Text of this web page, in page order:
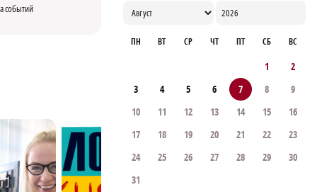
событий
ПН ВТ СР ЧТ ПТ СБ ВС
1
2
3
4 5 6 7 8
9
10
11 12 13 14 15
16
17
18 19 20 21 22
23
24
25 26 27 28 29
30
31